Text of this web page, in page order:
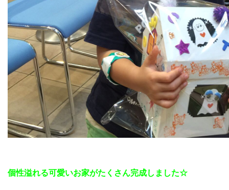
個性溢れる可愛いお家がたくさん完成しました☆